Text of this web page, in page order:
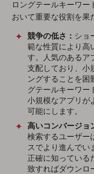
ロングテールキーワー
おいて重要な役割を果
競争の低さ： ショ
範な性質により高
す。人気のあるア
支配しており、小
ングすることを困
グテールキーワー
小規模なアプリが
可能にします。
高いコンバージョ
検索するユーザー
スでより進んでい
正確に知っている
致すればダウンロ